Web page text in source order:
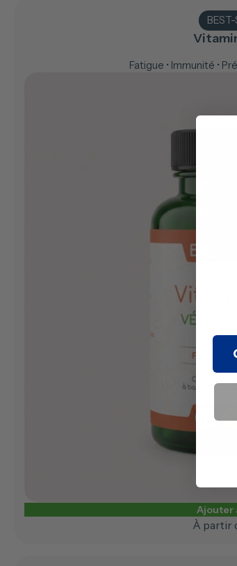
Fatigue • Immunité •
Ajouter
À partir